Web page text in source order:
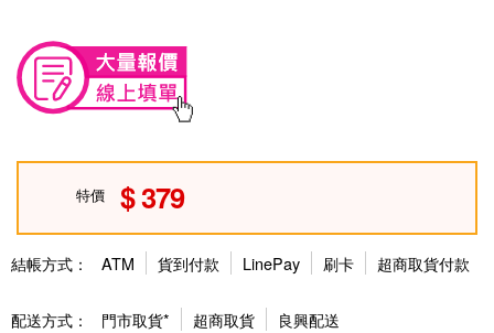
特價 379
結帳方式： ATM 貨到付款 LinePay 刷卡 超商取貨付款
配送方式： 門市取貨* 超商取貨
良興配送